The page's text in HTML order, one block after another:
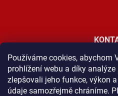
Používáme cookies, abychom
prohlížení webu a díky
zlepšovali jeho funkce, výkon
údaje samozřejmě chráníme.
E-mail:
Telefon:+420
WhatsApp:
Kontaktní